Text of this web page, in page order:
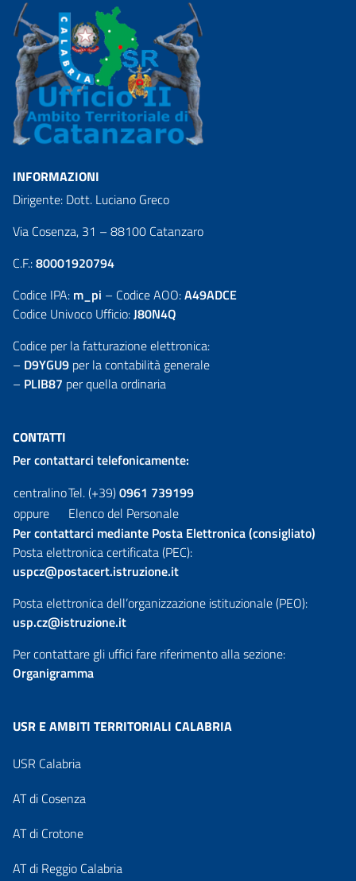
INFORMAZIONI
Dirigente: Dott. Luciano Greco
Via Cosenza, 31 – 88100 Catanzaro
C.F.:80001920794
Codice IPA: m_pi – Codice AOO:A49ADCE
Codice Univoco Ufficio:J80N4Q
Codice per la fatturazione elettronica:
– D9YGU9 per la contabilità generale
– PLIB87 per quella ordinaria
CONTATTI
Per contattarci telefonicamente:
centralinoTel. (+39)0961 739199
oppure
Elenco del Personale
Per contattarci mediante Posta Elettronica (consigliato)
Posta elettronica certificata (PEC):
uspcz@postacert.istruzione.it
Posta elettronica dell’organizzazione istituzionale (PEO):
usp.cz@istruzione.it
Per contattare gli uffici fare riferimento alla sezione:
Organigramma
USR E AMBITI TERRITORIALI CALABRIA
USR Calabria
AT di Cosenza
AT di Crotone
AT di Reggio Calabria